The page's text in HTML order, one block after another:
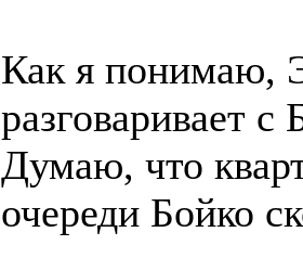
Как я понимаю,
разговаривает
Думаю, что
очереди Бойко